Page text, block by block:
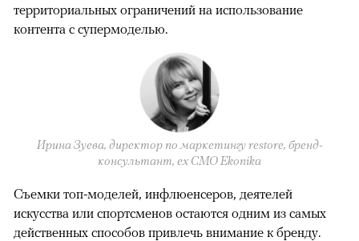
территориальных ограничений на использование
контента с супермоделью.
Ирина Зуева, директор по маркетингу restore, бренд-
консультант, eх CMO Ekonika
Съемки топ-моделей, инфлюенсеров, деятелей
искусства или спортсменов остаются одним из самых
действенных способов привлечь внимание к бренду.